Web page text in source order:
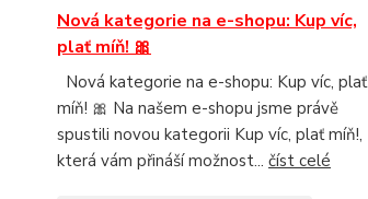
Nová kategorie na e-shopu: Kup víc,
plať míň! 🎀
Nová kategorie na e-shopu: Kup víc, plať
míň! 🎀 Na našem e-shopu jsme právě
spustili novou kategorii Kup víc, plať míň!,
která vám přináší možnost... číst celé